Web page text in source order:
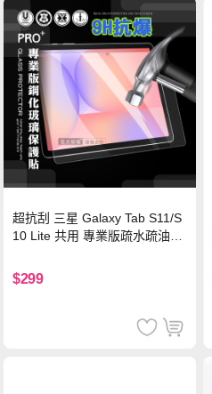
超抗刮 三星 Galaxy Tab S11/S
10 Lite 共用 專業版疏水疏油9H
$299